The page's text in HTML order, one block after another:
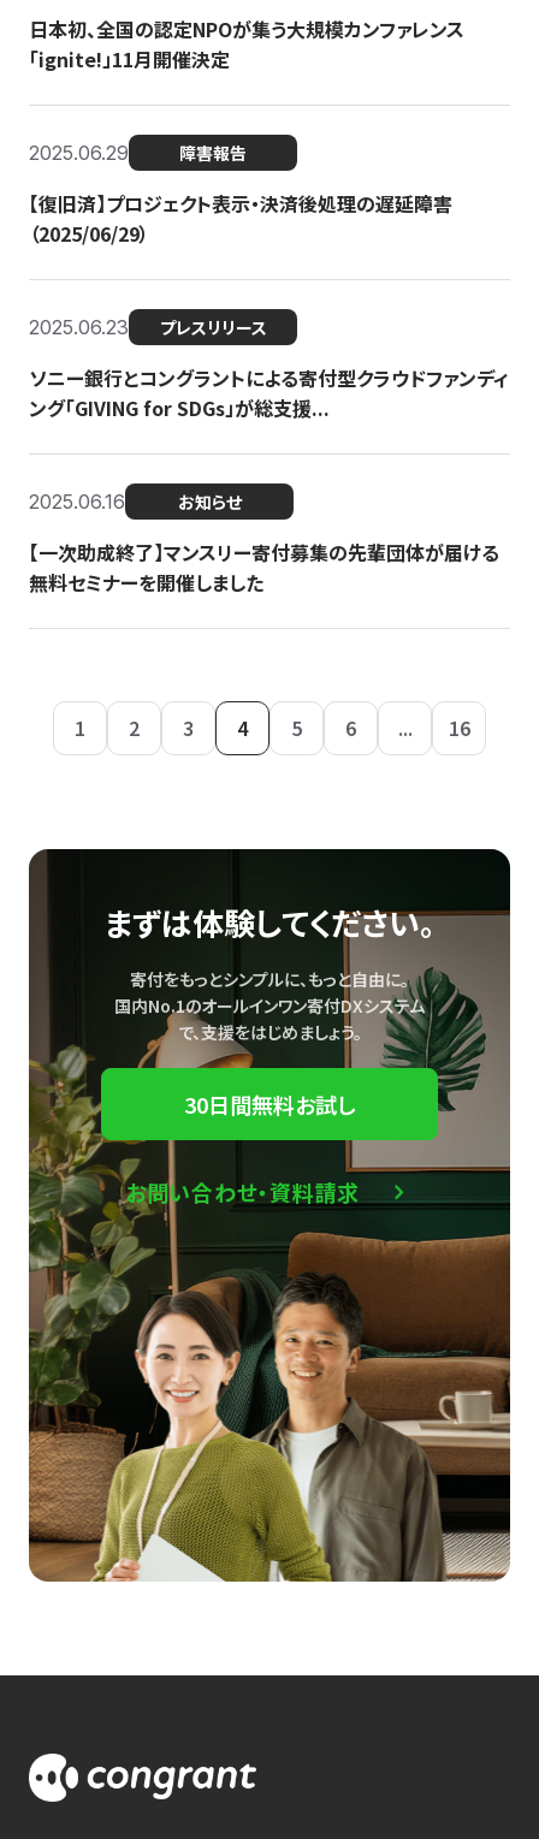
日本初、全国の認定NPOが集う大規模カンファレンス
「ignite!」11月開催決定
2025.06.29 障害報告
【復旧済】プロジェクト表示・決済後処理の遅延障害
（2025/06/29）
2025.06.23 プレスリリース
ソニー銀行とコングラントによる寄付型クラウドファンディ
ング「GIVING for SDGs」が総支援...
2025.06.16 お知らせ
【一次助成終了】マンスリー寄付募集の先輩団体が届ける
無料セミナーを開催しました
1 2 3 4 5 6 ... 16
まずは体験してください。
寄付をもっとシンプルに、もっと自由に。
国内No.1のオールインワン寄付DXシステム
で、支援をはじめましょう。
30日間無料お試し
お問い合わせ・資料請求